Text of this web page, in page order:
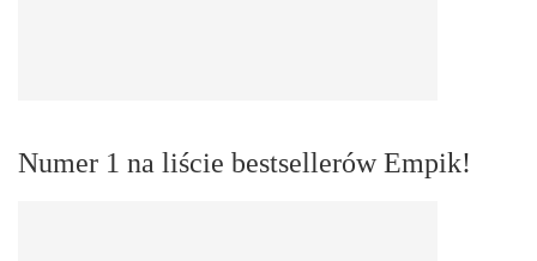
Numer 1 na liście bestsellerów Empik!